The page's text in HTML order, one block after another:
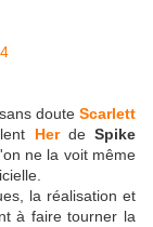
doute Scarlett
HerdeSpike
ne la voit même
la réalisation et
à faire tourner la